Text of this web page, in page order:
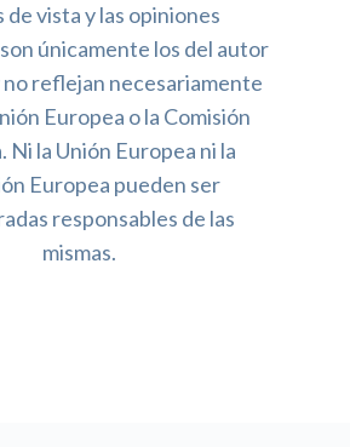
de vista y las opiniones
únicamente los del autor
no reflejan necesariamente
Europea o la Comisión
Ni la Unión Europea ni la
Europea pueden ser
responsables de las
mismas.